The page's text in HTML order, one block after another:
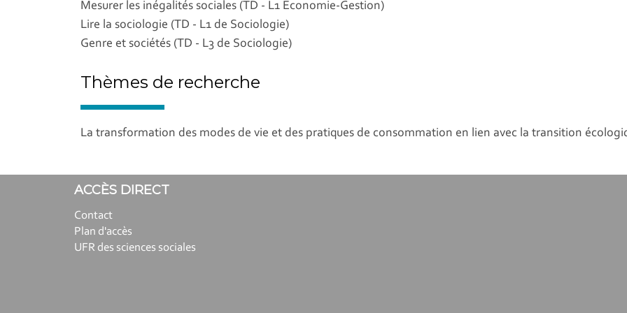
Mesurer les inégalités sociales (TD - L1 Economie-Gestion)
Lire la sociologie (TD - L1 de Sociologie)
Genre et sociétés (TD - L3 de Sociologie)
Thèmes de recherche
La transformation des modes de vie et des pratiques de consommation en lien avec la transition
ACCÈS DIRECT
Contact
Plan d'accès
UFR des sciences sociales